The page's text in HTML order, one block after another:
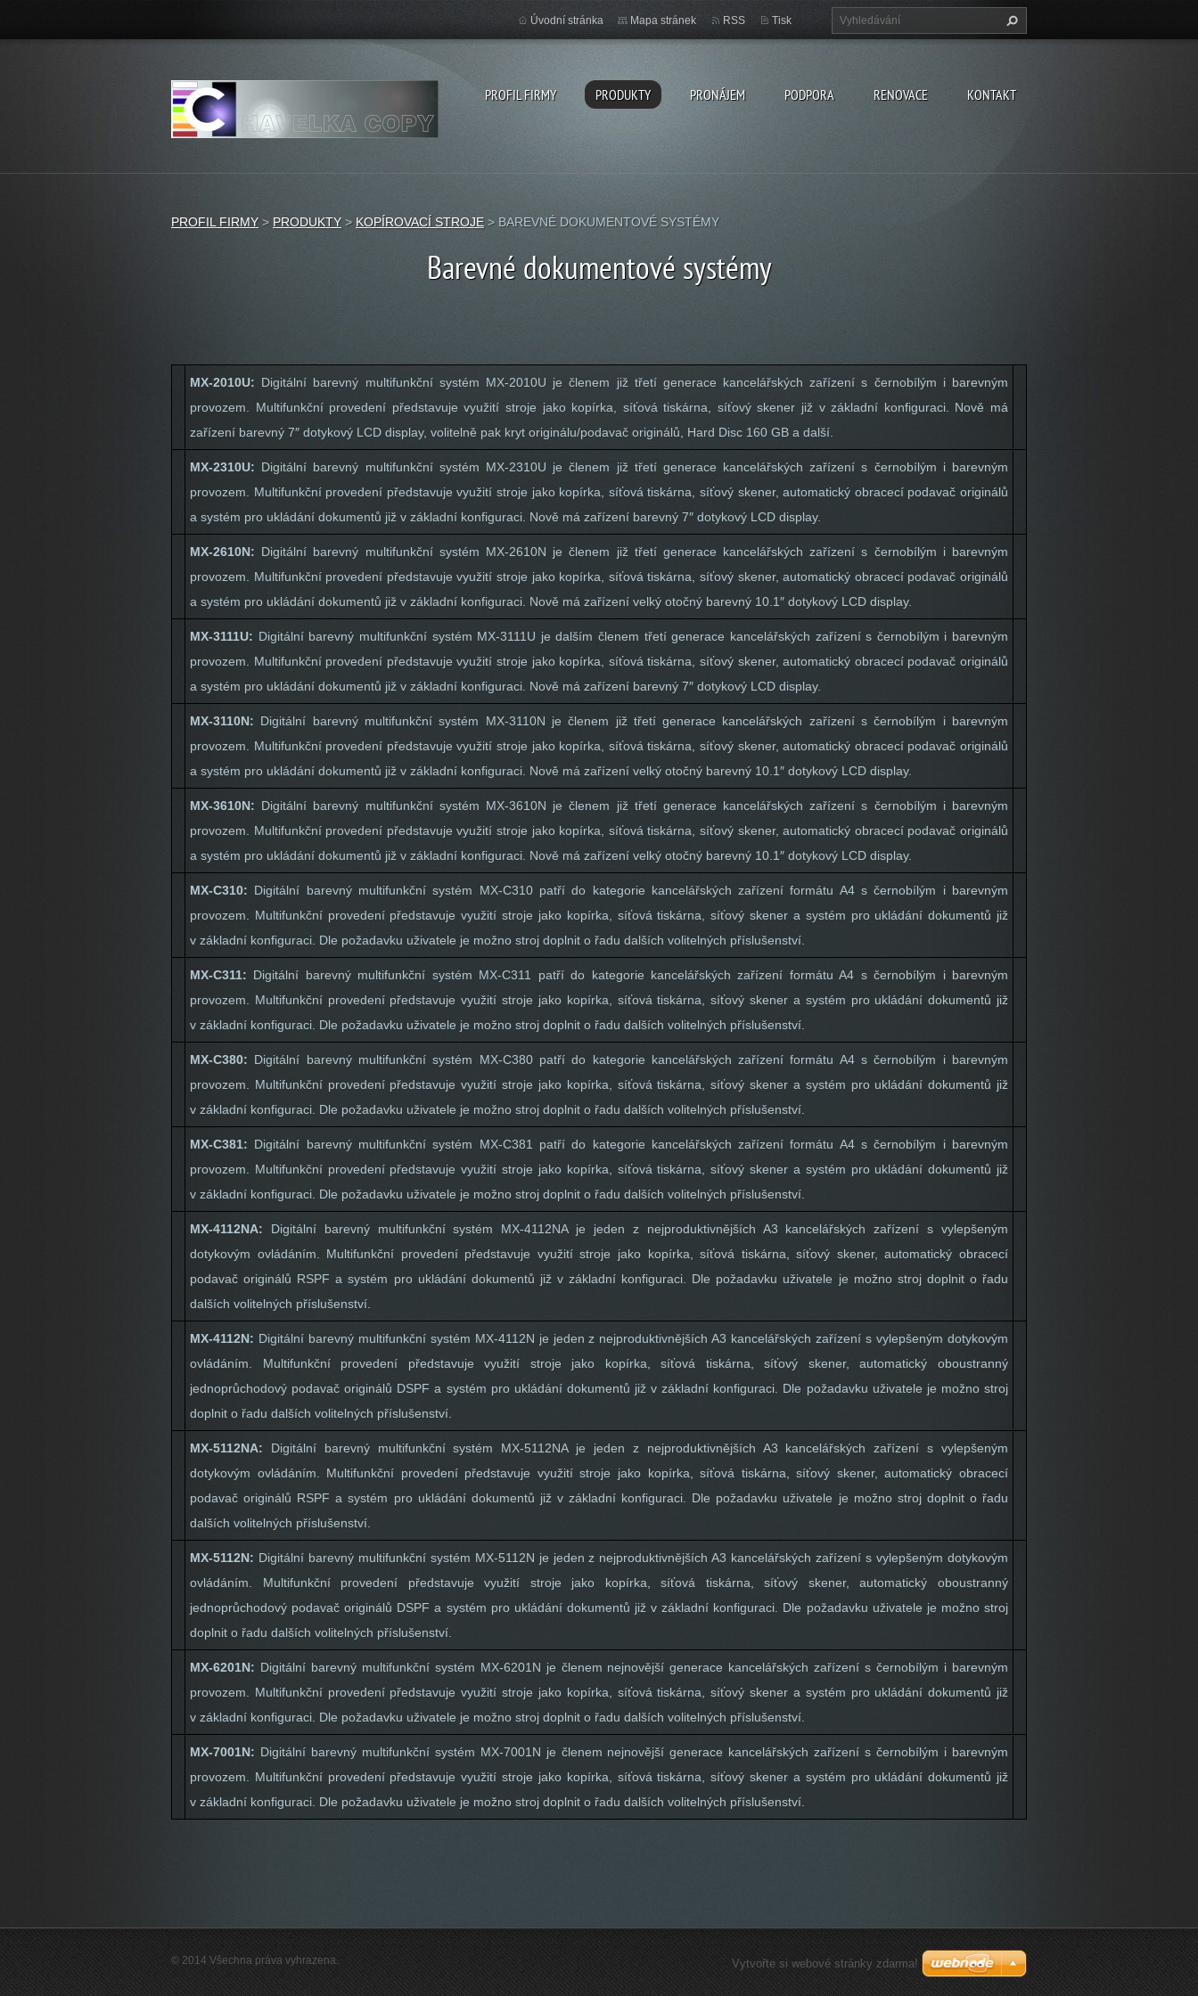
PROFIL FIRMY PRODUKTY PRONÁJEM PODPORA RENOVACE KONTAKT
Úvodní stránka Mapa stránek RSS Tisk
PROFIL FIRMY > PRODUKTY > KOPÍROVACÍ STROJE > BAREVNÉ DOKUMENTOVÉ SYSTÉMY
Barevné dokumentové systémy
MX-2010U: Digitální barevný multifunkční systém MX-2010U je členem již třetí generace kancelářských zařízení s černobílým i barevným
provozem. Multifunkční provedení představuje využití stroje jako kopírka, síťová tiskárna, síťový skener již v základní konfiguraci. Nově má
zařízení barevný 7″ dotykový LCD display, volitelně pak kryt originálu/podavač originálů, Hard Disc 160 GB a další.
MX-2310U: Digitální barevný multifunkční systém MX-2310U je členem již třetí generace kancelářských zařízení s černobílým i barevným
provozem. Multifunkční provedení představuje využití stroje jako kopírka, síťová tiskárna, síťový skener, automatický obracecí podavač originálů
a systém pro ukládání dokumentů již v základní konfiguraci. Nově má zařízení barevný 7″ dotykový LCD display.
MX-2610N: Digitální barevný multifunkční systém MX-2610N je členem již třetí generace kancelářských zařízení s černobílým i barevným
provozem. Multifunkční provedení představuje využití stroje jako kopírka, síťová tiskárna, síťový skener, automatický obracecí podavač originálů
a systém pro ukládání dokumentů již v základní konfiguraci. Nově má zařízení velký otočný barevný 10.1″ dotykový LCD display.
MX-3111U: Digitální barevný multifunkční systém MX-3111U je dalším členem třetí generace kancelářských zařízení s černobílým i barevným
provozem. Multifunkční provedení představuje využití stroje jako kopírka, síťová tiskárna, síťový skener, automatický obracecí podavač originálů
a systém pro ukládání dokumentů již v základní konfiguraci. Nově má zařízení barevný 7″ dotykový LCD display.
MX-3110N: Digitální barevný multifunkční systém MX-3110N je členem již třetí generace kancelářských zařízení s černobílým i barevným
provozem. Multifunkční provedení představuje využití stroje jako kopírka, síťová tiskárna, síťový skener, automatický obracecí podavač originálů
a systém pro ukládání dokumentů již v základní konfiguraci. Nově má zařízení velký otočný barevný 10.1″ dotykový LCD display.
MX-3610N: Digitální barevný multifunkční systém MX-3610N je členem již třetí generace kancelářských zařízení s černobílým i barevným
provozem. Multifunkční provedení představuje využití stroje jako kopírka, síťová tiskárna, síťový skener, automatický obracecí podavač originálů
a systém pro ukládání dokumentů již v základní konfiguraci. Nově má zařízení velký otočný barevný 10.1″ dotykový LCD display.
MX-C310: Digitální barevný multifunkční systém MX-C310 patří do kategorie kancelářských zařízení formátu A4 s černobílým i barevným
provozem. Multifunkční provedení představuje využití stroje jako kopírka, síťová tiskárna, síťový skener a systém pro ukládání dokumentů již
v základní konfiguraci. Dle požadavku uživatele je možno stroj doplnit o řadu dalších volitelných příslušenství.
MX-C311: Digitální barevný multifunkční systém MX-C311 patří do kategorie kancelářských zařízení formátu A4 s černobílým i barevným
provozem. Multifunkční provedení představuje využití stroje jako kopírka, síťová tiskárna, síťový skener a systém pro ukládání dokumentů již
v základní konfiguraci. Dle požadavku uživatele je možno stroj doplnit o řadu dalších volitelných příslušenství.
MX-C380: Digitální barevný multifunkční systém MX-C380 patří do kategorie kancelářských zařízení formátu A4 s černobílým i barevným
provozem. Multifunkční provedení představuje využití stroje jako kopírka, síťová tiskárna, síťový skener a systém pro ukládání dokumentů již
v základní konfiguraci. Dle požadavku uživatele je možno stroj doplnit o řadu dalších volitelných příslušenství.
MX-C381: Digitální barevný multifunkční systém MX-C381 patří do kategorie kancelářských zařízení formátu A4 s černobílým i barevným
provozem. Multifunkční provedení představuje využití stroje jako kopírka, síťová tiskárna, síťový skener a systém pro ukládání dokumentů již
v základní konfiguraci. Dle požadavku uživatele je možno stroj doplnit o řadu dalších volitelných příslušenství.
MX-4112NA: Digitální barevný multifunkční systém MX-4112NA je jeden z nejproduktivnějších A3 kancelářských zařízení s vylepšeným
dotykovým ovládáním. Multifunkční provedení představuje využití stroje jako kopírka, síťová tiskárna, síťový skener, automatický obracecí
podavač originálů RSPF a systém pro ukládání dokumentů již v základní konfiguraci. Dle požadavku uživatele je možno stroj doplnit o řadu
dalších volitelných příslušenství.
MX-4112N: Digitální barevný multifunkční systém MX-4112N je jeden z nejproduktivnějších A3 kancelářských zařízení s vylepšeným dotykovým
ovládáním. Multifunkční provedení představuje využití stroje jako kopírka, síťová tiskárna, síťový skener, automatický oboustranný
jednoprůchodový podavač originálů DSPF a systém pro ukládání dokumentů již v základní konfiguraci. Dle požadavku uživatele je možno stroj
doplnit o řadu dalších volitelných příslušenství.
MX-5112NA: Digitální barevný multifunkční systém MX-5112NA je jeden z nejproduktivnějších A3 kancelářských zařízení s vylepšeným
dotykovým ovládáním. Multifunkční provedení představuje využití stroje jako kopírka, síťová tiskárna, síťový skener, automatický obracecí
podavač originálů RSPF a systém pro ukládání dokumentů již v základní konfiguraci. Dle požadavku uživatele je možno stroj doplnit o řadu
dalších volitelných příslušenství.
MX-5112N: Digitální barevný multifunkční systém MX-5112N je jeden z nejproduktivnějších A3 kancelářských zařízení s vylepšeným dotykovým
ovládáním. Multifunkční provedení představuje využití stroje jako kopírka, síťová tiskárna, síťový skener, automatický oboustranný
jednoprůchodový podavač originálů DSPF a systém pro ukládání dokumentů již v základní konfiguraci. Dle požadavku uživatele je možno stroj
doplnit o řadu dalších volitelných příslušenství.
MX-6201N: Digitální barevný multifunkční systém MX-6201N je členem nejnovější generace kancelářských zařízení s černobílým i barevným
provozem. Multifunkční provedení představuje využití stroje jako kopírka, síťová tiskárna, síťový skener a systém pro ukládání dokumentů již
v základní konfiguraci. Dle požadavku uživatele je možno stroj doplnit o řadu dalších volitelných příslušenství.
MX-7001N: Digitální barevný multifunkční systém MX-7001N je členem nejnovější generace kancelářských zařízení s černobílým i barevným
provozem. Multifunkční provedení představuje využití stroje jako kopírka, síťová tiskárna, síťový skener a systém pro ukládání dokumentů již
v základní konfiguraci. Dle požadavku uživatele je možno stroj doplnit o řadu dalších volitelných příslušenství.
© 2014 Všechna práva vyhrazena. Vytvořte si webové stránky zdarma!